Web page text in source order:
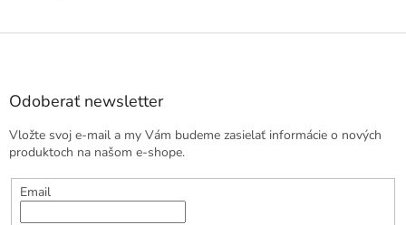
Z
Odoberať newsletter
Vložte svoj e-mail a my Vám budeme zasielať informácie o nových
produktoch na našom e-shope.
Email